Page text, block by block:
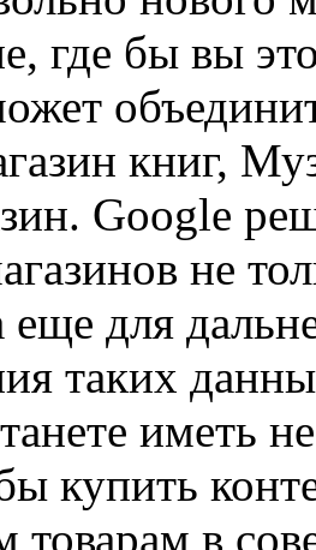
где бы вы
книг,
Google
не
для
таких
иметь
купить
в